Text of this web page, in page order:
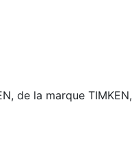
de la marque